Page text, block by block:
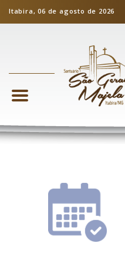
Itabira, 06 de agosto de 2026